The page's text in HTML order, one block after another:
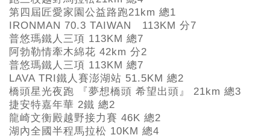
第四屆匠愛家園公益路跑21km 總1
IRONMAN 70.3 TAIWAN 113KM 分7
普悠瑪鐵人三項 113KM 總7
阿勃勒情牽木綿花 42km 分2
普悠瑪鐵人三項 113KM 總7
LAVA TRI 鐵人賽澎湖站 51.5KM 總2
橋頭星光夜跑 『夢想橋頭 希望出頭』 21km 總3
捷安特嘉年華 2鐵 總2
龍崎文衡殿越野接力賽 46K 總2
湖內全國半程馬拉松 10KM 總4